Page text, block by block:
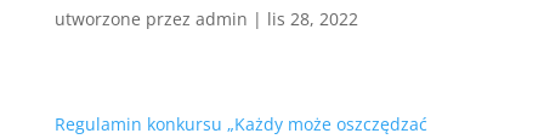
utworzone przez admin | lis 28, 2022
Regulamin konkursu „Każdy może oszczędzać